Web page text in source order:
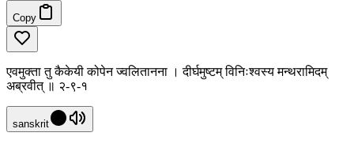
Copy
एवमुक्ता तु कैकेयी कोपेन ज्वलितानना । दीर्घमुष्टम् विनिःश्वस्य मन्थरामिदम्
अब्रवीत् ॥ २-९-१
sanskrit